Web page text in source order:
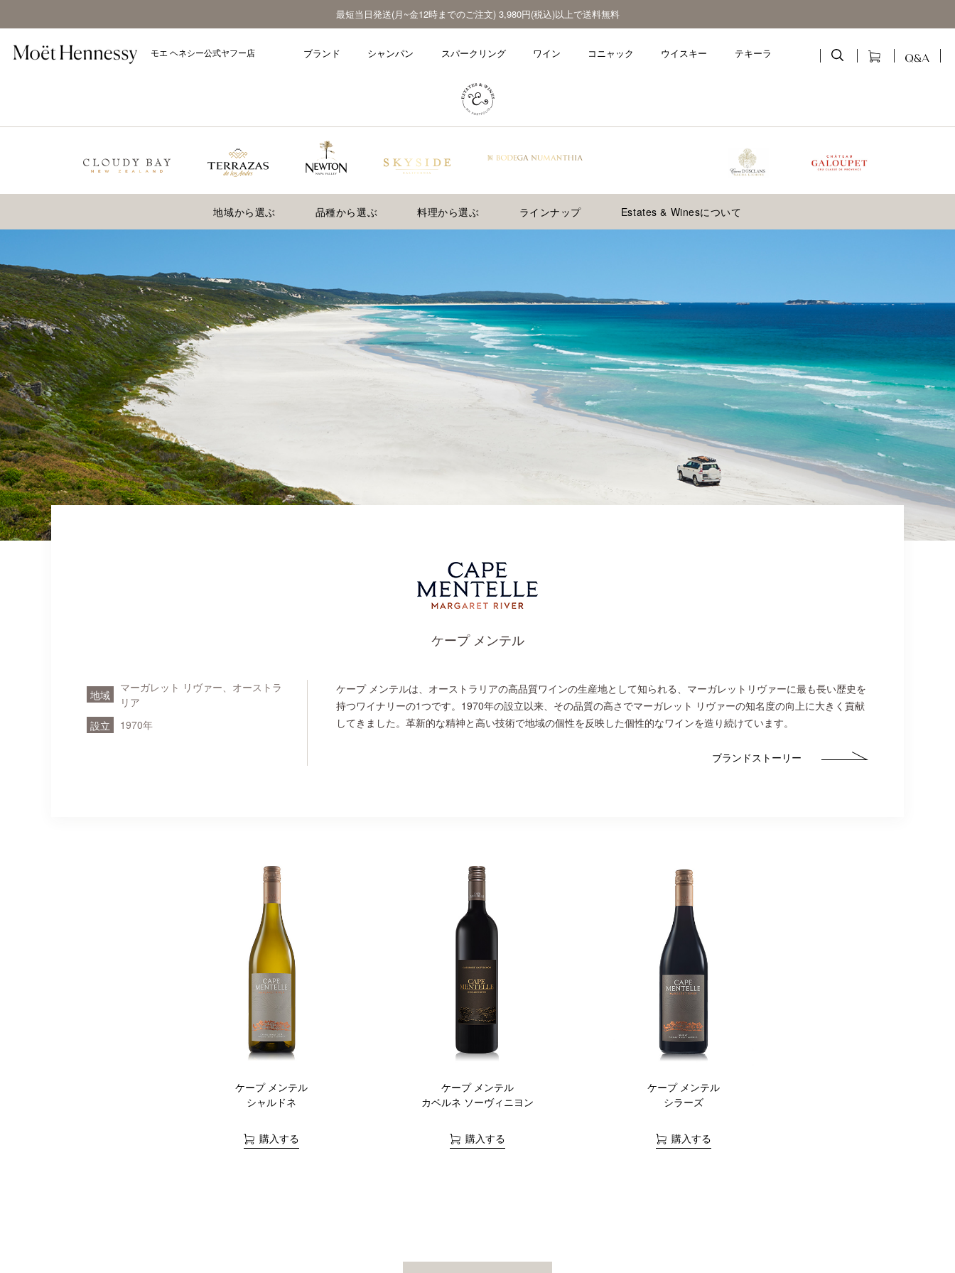
最短当日発送(月~金12時までのご注文) 3,980円(税込)以上で送料無料
モエ ヘネシー公式ヤフー店 ブランド シャンパン スパークリング ワイン コニャック ウイスキー テキーラ
地域から選ぶ 品種から選ぶ 料理から選ぶ ラインナップ Estates & Winesについて
ケープ メンテル
地域
マーガレット リヴァー、オーストラ
リア
設立
1970年
ケープ メンテルは、オーストラリアの高品質ワインの生産地として知られる、マーガレットリヴァーに最も長い歴史を
持つワイナリーの1つです。1970年の設立以来、その品質の高さでマーガレット リヴァーの知名度の向上に大きく貢献
してきました。革新的な精神と高い技術で地域の個性を反映した個性的なワインを造り続けています。
ブランドストーリー
ケープ メンテル
シャルドネ
購入する
ケープ メンテル
カベルネ ソーヴィニヨン
購入する
ケープ メンテル
シラーズ
購入する